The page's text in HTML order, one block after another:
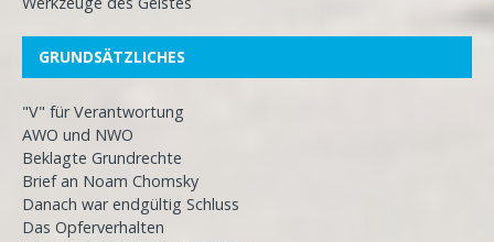
GRUNDSÄTZLICHES
"V" für Verantwortung
AWO und NWO
Beklagte Grundrechte
Brief an Noam Chomsky
Danach war endgültig Schluss
Das Opferverhalten